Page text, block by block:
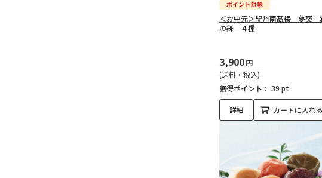
＜お中元＞紀州南高梅 夢葵
の舞 ４種
3,900円
(送料・税込)
獲得ポイント： 39 pt
詳細 カートに入れる